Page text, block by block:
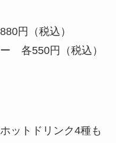
円（税込）
各550円（税込）
ットドリンク4種も